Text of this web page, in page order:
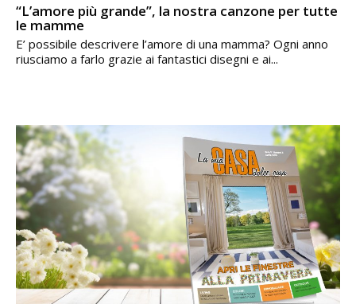
“L’amore più grande”, la nostra canzone per tutte
le mamme
E’ possibile descrivere l’amore di una mamma? Ogni anno
riusciamo a farlo grazie ai fantastici disegni e ai...